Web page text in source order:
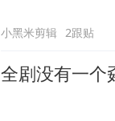
小黑米剪辑 2跟贴
全剧没有一个